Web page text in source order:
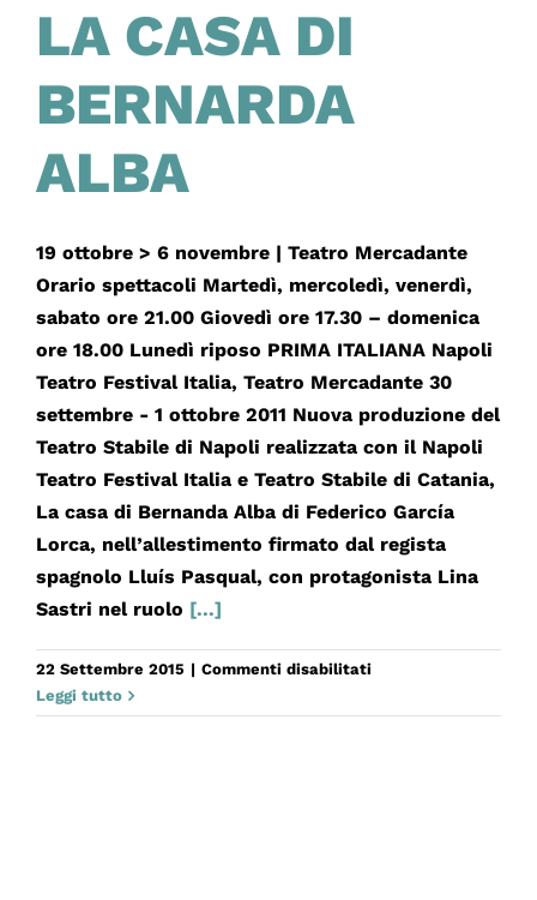
LA CASA DI
BERNARDA
ALBA
19 ottobre > 6 novembre | Teatro Mercadante
Orario spettacoli Martedì, mercoledì, venerdì,
sabato ore 21.00 Giovedì ore 17.30 – domenica
ore 18.00 Lunedì riposo PRIMA ITALIANA Napoli
Teatro Festival Italia, Teatro Mercadante 30
settembre - 1 ottobre 2011 Nuova produzione del
Teatro Stabile di Napoli realizzata con il Napoli
Teatro Festival Italia e Teatro Stabile di Catania,
La casa di Bernanda Alba di Federico García
Lorca, nell’allestimento firmato dal regista
spagnolo Lluís Pasqual, con protagonista Lina
Sastri nel ruolo [...]
22 Settembre 2015 | Commenti disabilitatisu
CASA
Leggi tutto